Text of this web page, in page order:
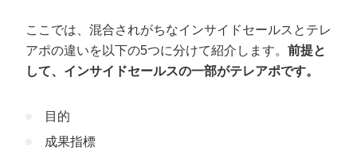
ここでは、混合されがちなインサイドセールスとテレ
アポの違いを以下の5つに分けて紹介します。 前提と
して、インサイドセールスの一部がテレアポです。
目的
成果指標